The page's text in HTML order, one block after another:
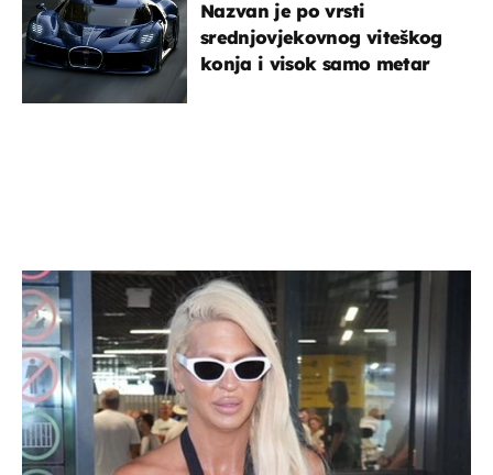
Nazvan je po vrsti
srednjovjekovnog viteškog
konja i visok samo metar